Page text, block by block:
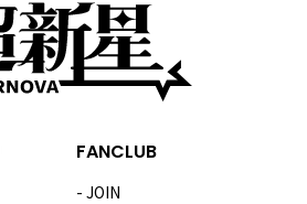
FANCLUB
JOIN